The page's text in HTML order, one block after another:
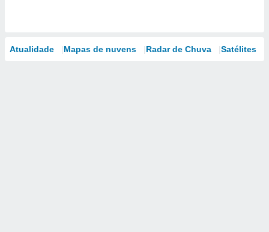
Atualidade Mapas de nuvens Radar de Chuva Satélites